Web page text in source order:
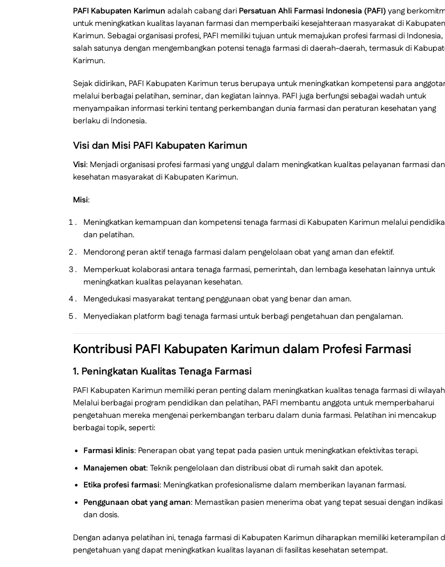
PAFI Kabupaten Karimun adalah cabang dari Persatuan Ahli Farmasi Indonesia (PAFI)yang
untuk meningkatkan kualitas layanan farmasi dan memperbaiki kesejahteraan masyarakat di Kabupaten
Karimun. Sebagai organisasi profesi, PAFI memiliki tujuan untuk memajukan profesi farmasi di Indonesia,
salah satunya dengan mengembangkan potensi tenaga farmasi di daerah-daerah, termasuk di
Karimun.
Sejak didirikan, PAFI Kabupaten Karimun terus berupaya untuk meningkatkan kompetensi para
melalui berbagai pelatihan, seminar, dan kegiatan lainnya. PAFI juga berfungsi sebagai wadah untuk
menyampaikan informasi terkini tentang perkembangan dunia farmasi dan peraturan kesehatan yang
berlaku di Indonesia.
Visi dan Misi PAFI Kabupaten Karimun
Visi: Menjadi organisasi profesi farmasi yang unggul dalam meningkatkan kualitas pelayanan farmasi dan
kesehatan masyarakat di Kabupaten Karimun.
Misi:
Meningkatkan kemampuan dan kompetensi tenaga farmasi di Kabupaten Karimun melalui
dan pelatihan.
Mendorong peran aktif tenaga farmasi dalam pengelolaan obat yang aman dan efektif.
Memperkuat kolaborasi antara tenaga farmasi, pemerintah, dan lembaga kesehatan lainnya untuk
meningkatkan kualitas pelayanan kesehatan.
Mengedukasi masyarakat tentang penggunaan obat yang benar dan aman.
Menyediakan platform bagi tenaga farmasi untuk berbagi pengetahuan dan pengalaman.
Kontribusi PAFI Kabupaten Karimun dalam Profesi Farmasi
1. Peningkatan Kualitas Tenaga Farmasi
PAFI Kabupaten Karimun memiliki peran penting dalam meningkatkan kualitas tenaga farmasi di
Melalui berbagai program pendidikan dan pelatihan, PAFI membantu anggota untuk memperbaharui
pengetahuan mereka mengenai perkembangan terbaru dalam dunia farmasi. Pelatihan ini mencakup
berbagai topik, seperti:
Farmasi klinis: Penerapan obat yang tepat pada pasien untuk meningkatkan efektivitas terapi.
Manajemen obat: Teknik pengelolaan dan distribusi obat di rumah sakit dan apotek.
Etika profesi farmasi: Meningkatkan profesionalisme dalam memberikan layanan farmasi.
Penggunaan obat yang aman: Memastikan pasien menerima obat yang tepat sesuai dengan indikasi
dan dosis.
Dengan adanya pelatihan ini, tenaga farmasi di Kabupaten Karimun diharapkan memiliki keterampilan
pengetahuan yang dapat meningkatkan kualitas layanan di fasilitas kesehatan setempat.